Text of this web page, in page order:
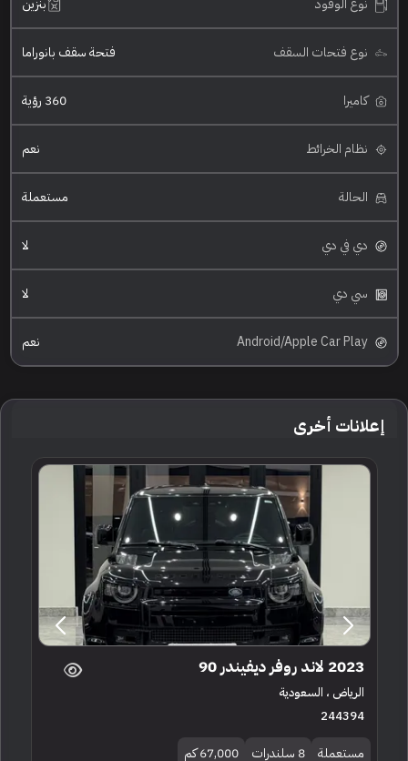
نوع الوقود بنزين
نوع فتحات السقف فتحة سقف بانوراما
كاميرا 360 رؤية
نظام الخرائط نعم
الحالة مستعملة
دي في دي لا
سي دي لا
Android/Apple Car Play نعم
إعلانات أخرى
2023 لاند روفر ديفيندر 90
الرياض ، السعودية
244394
مستعملة 8 سلندرات 67,000 كم